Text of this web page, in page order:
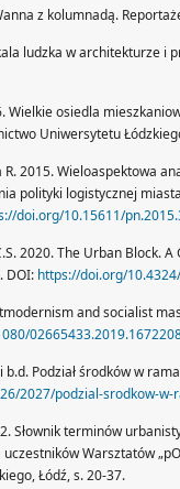
z kolumnadą.
ludzka w architekturze i
Wielkie osiedla
Uniwersytetu
R. 2015. Wieloaspektowa
polityki logistycznej
doi.org/10.15611/
2020. The Urban Block.
DOI: https://doi.org/
and socialist
Podział środków w
2027/podzial-srodkow-w-
Słownik terminów
Warsztatów
Łódź, s. 20-37.